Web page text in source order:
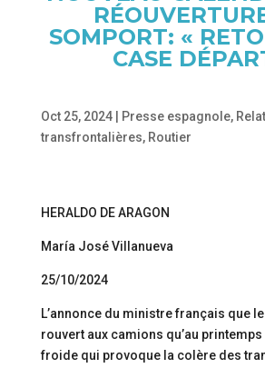
SOMPORT: «
CASE
Oct 25, 2024| Presse espagnole,
transfrontalières, Routier
HERALDO DE ARAGON
María José Villanueva
25/10/2024
L’annonce du ministre français que
rouvert aux camions qu’au
froide qui provoque la colère des